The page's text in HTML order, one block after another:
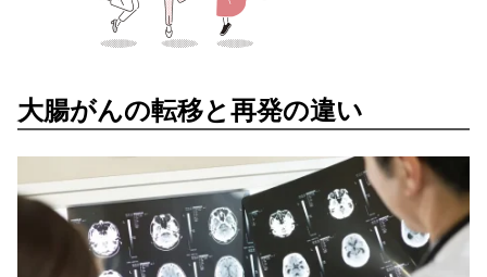
大腸がんの転移と再発の違い